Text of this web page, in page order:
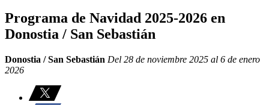
Programa de Navidad 2025-2026 en
Donostia / San Sebastián
Donostia / San Sebastián Del 28 de noviembre 2025 al 6 de enero
2026